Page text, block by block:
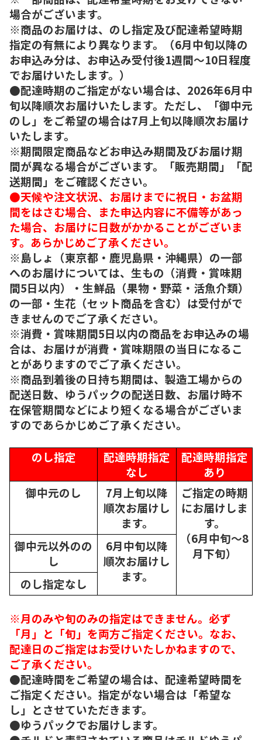
場合がございます。
※商品のお届けは、のし指定及び配達希望時期
指定の有無により異なります。（6月中旬以降の
お申込み分は、お申込み受付後1週間～10日程度
でお届けいたします。）
●配達時期のご指定がない場合は、2026年6月中
旬以降順次お届けいたします。ただし、「御中元
のし」をご希望の場合は7月上旬以降順次お届け
いたします。
※期間限定商品などお申込み期間及びお届け期
間が異なる場合がございます。「販売期間」「配
送期間」をご確認ください。
●天候や注文状況、お届けまでに祝日・お盆期
間をはさむ場合、また申込内容に不備等があっ
た場合、お届けに日数がかかることがございま
す。あらかじめご了承ください。
※島しょ（東京都・鹿児島県・沖縄県）の一部
へのお届けについては、生もの（消費・賞味期
間5日以内）・生鮮品（果物・野菜・活魚介類）
の一部・生花（セット商品を含む）は受付がで
きませんのでご了承ください。
※消費・賞味期間5日以内の商品をお申込みの場
合は、お届けが消費・賞味期限の当日になるこ
とがありますのでご了承ください。
※商品到着後の日持ち期間は、製造工場からの
配送日数、ゆうパックの配送日数、お届け時不
在保管期間などにより短くなる場合がございま
すのであらかじめご了承ください。
のし指定
配達時期指定
なし
配達時期指定
あり
御中元のし
7月上旬以降
順次お届けし
ます。
ご指定の時期
にお届けしま
す。
（6月中旬～8
月下旬）
御中元以外のの
し
6月中旬以降
順次お届けし
ます。
のし指定なし
※月のみや旬のみの指定はできません。必ず
「月」と「旬」を両方ご指定ください。なお、
配達日のご指定はお受けいたしかねますので、
ご了承ください。
●配達時間をご希望の場合は、配達希望時間を
ご指定ください。指定がない場合は「希望な
し」とさせていただきます。
●ゆうパックでお届けします。